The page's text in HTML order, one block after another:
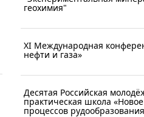
геохимия"
XI Международная
нефти и газа»
Десятая Российская
практическая школа
процессов